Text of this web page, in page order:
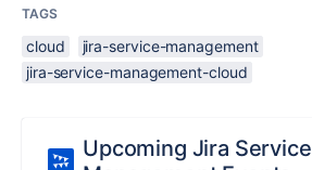
TAGS
cloud
jira-service-management
jira-service-management-cloud
Upcoming Jira Service